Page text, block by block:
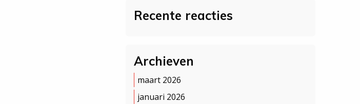
Recente reacties
Archieven
maart 2026
januari 2026